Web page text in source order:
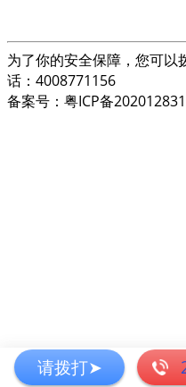
请拨打➤
为了你的安全保障，您可以
话：4008771156
备案号：粤ICP备